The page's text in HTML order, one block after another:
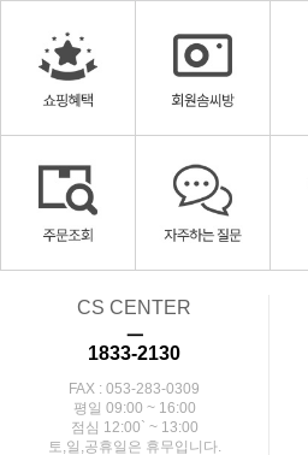
CS CENTER
ㅡ
1833-2130
FAX : 053-283-0309
평일 09:00 ~ 16:00
점심 12:00` ~ 13:00
토,일,공휴일은 휴무입니다.